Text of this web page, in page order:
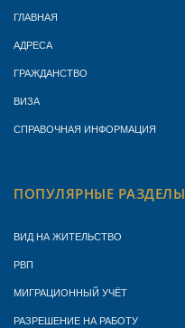
ГЛАВНАЯ
АДРЕСА
ГРАЖДАНСТВО
ВИЗА
СПРАВОЧНАЯ ИНФОРМАЦИЯ
ПОПУЛЯРНЫЕ РАЗДЕЛЫ
ВИД НА ЖИТЕЛЬСТВО
РВП
МИГРАЦИОННЫЙ УЧЁТ
РАЗРЕШЕНИЕ НА РАБОТУ